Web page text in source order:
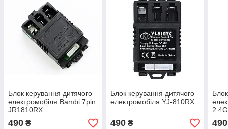
Блок керування дитячого
електромобіля Bambi 7pin
JR1810RX
490 ₴
Блок керування дитячого
електромобіля YJ-810RX
490₴ 490